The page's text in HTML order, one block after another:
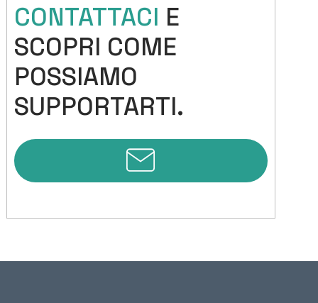
CONTATTACI E
SCOPRI COME
POSSIAMO
SUPPORTARTI.